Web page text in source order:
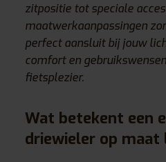
zitpositie tot speciale
maatwerkaanpassingen
perfect aansluit bij jouw
comfort en
fietsplezier.
Wat betekent een
driewieler op maat